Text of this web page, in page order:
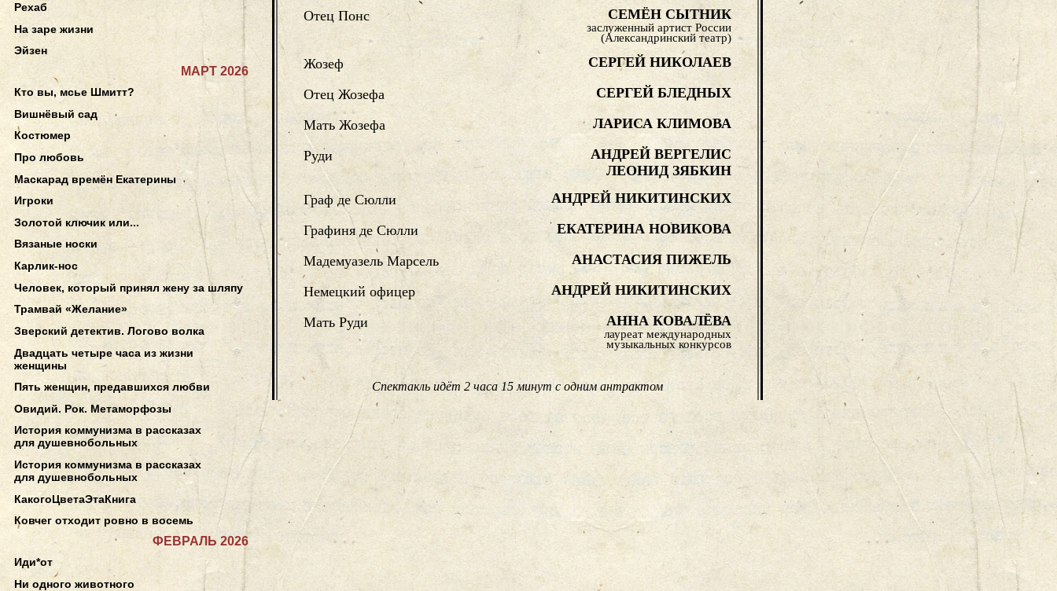
Отец Понс СЕМЁН СЫТНИК
заслуженный артист России
(Александринский театр)
Жозеф СЕРГЕЙ НИКОЛАЕВ
Отец Жозефа СЕРГЕЙ БЛЕДНЫХ
Мать Жозефа ЛАРИСА КЛИМОВА
Руди
АНДРЕЙ ВЕРГЕЛИС
ЛЕОНИД ЗЯБКИН
Граф де Сюлли
АНДРЕЙ НИКИТИНСКИХ
Графиня де Сюлли ЕКАТЕРИНА НОВИКОВА
Мадемуазель Марсель АНАСТАСИЯ ПИЖЕЛЬ
Немецкий офицер АНДРЕЙ НИКИТИНСКИХ
Мать Руди АННА КОВАЛЁВА
лауреат международных
музыкальных конкурсов
Спектакль идёт 2 часа 15 минут с одним антрактом
Рехаб
На заре жизни
Эйзен
МАРТ 2026
Кто вы, мсье Шмитт?
Вишнёвый сад
Костюмер
Про любовь
Маскарад времён Екатерины
Игроки
Золотой ключик или...
Вязаные носки
Карлик-нос
Человек, который принял жену за шляпу
Трамвай «Желание»
Зверский детектив. Логово волка
Двадцать четыре часа из жизни
женщины
Пять женщин, предавшихся любви
Овидий. Рок. Метаморфозы
История коммунизма в рассказах
для душевнобольных
История коммунизма в рассказах
для душевнобольных
КакогоЦветаЭтаКнига
Ковчег отходит ровно в восемь
ФЕВРАЛЬ 2026
Иди*от
Ни одного животного